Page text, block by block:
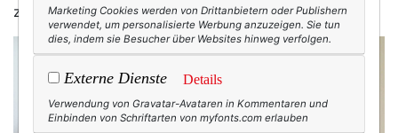
zu Verlag tingeln!
Marketing Cookies werden von Drittanbietern oder Publishern
verwendet, um personalisierte Werbung anzuzeigen. Sie tun
dies, indem sie Besucher über Websites hinweg verfolgen.
Externe Dienste Details
Verwendung von Gravatar-Avataren in Kommentaren und
Einbinden von Schriftarten von myfonts.com erlauben